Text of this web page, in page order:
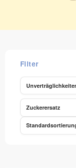
Zuckerersatz